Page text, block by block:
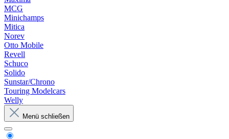
MCG
Minichamps
Mitica
Norev
Otto Mobile
Revell
Schuco
Solido
Sunstar/Chrono
Touring Modelcars
Welly
Menü schließen